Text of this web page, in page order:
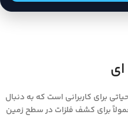
برای کاربرانی است که به دنبال
برای کشف فلزات در سطح زمین